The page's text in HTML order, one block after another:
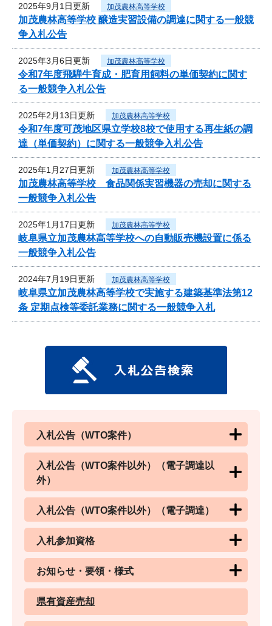
2025年9月1日更新 加茂農林高等学校
加茂農林高等学校 醸造実習設備の調達に関する一般競
争入札公告
2025年3月6日更新 加茂農林高等学校
令和7年度飛騨牛育成・肥育用飼料の単価契約に関す
る一般競争入札公告
2025年2月13日更新 加茂農林高等学校
令和7年度可茂地区県立学校8校で使用する再生紙の調
達（単価契約）に関する一般競争入札公告
2025年1月27日更新 加茂農林高等学校
加茂農林高等学校 食品関係実習機器の売却に関する
一般競争入札公告
2025年1月17日更新 加茂農林高等学校
岐阜県立加茂農林高等学校への自動販売機設置に係る
一般競争入札公告
2024年7月19日更新 加茂農林高等学校
岐阜県立加茂農林高等学校で実施する建築基準法第12
条 定期点検等委託業務に関する一般競争入札
入札公告（WTO案件）
入札公告（WTO案件以外）（電子調達以
外）
入札公告（WTO案件以外）（電子調達）
入札参加資格
お知らせ・要領・様式
県有資産売却